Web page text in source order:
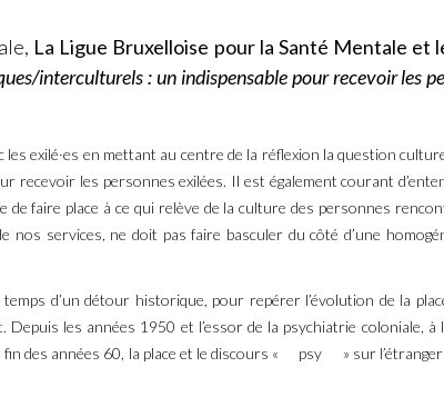
La Ligue Bruxelloise pour la Santé Mentale et
interculturels : un indispensable pour recevoir les
les exilé∙es en mettant au centre de la réflexion la question
recevoir les personnes exilées. Il est également courant
de faire place à ce qui relève de la culture des personnes
services, ne doit pas faire basculer du côté d’une
d’un détour historique, pour repérer l’évolution de la
les années 1950 et l’essor de la psychiatrie coloniale,
des années 60, la place et le discours «
psy
» sur